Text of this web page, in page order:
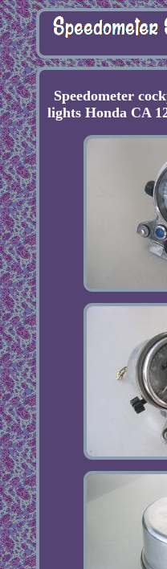
Speedometer
lights Honda CA